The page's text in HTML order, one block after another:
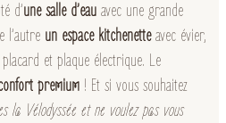
d’une salle d’eau avec une grande
l’autre un espace kitchenetteavec évier,
et plaque électrique. Le
premium ! Et si vous souhaitez
la Vélodyssée et ne voulez pas vous